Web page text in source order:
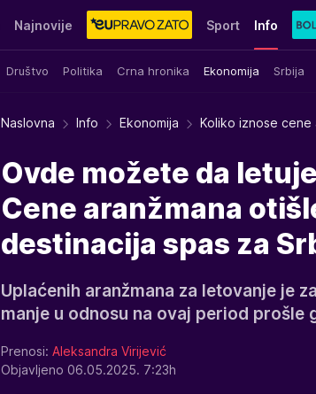
Najnovije Sport Info
Društvo Politika Crna hronika Ekonomija Srbija
Stvar ukusa Yumama
Naslovna Info Ekonomija Koliko iznose cene
Ovde možete da
Cene aranžmana
destinacija spas za
Uplaćenih aranžmana za letovanje je
manje u odnosu na ovaj period prošle
Prenosi: Aleksandra Virijević
Objavljeno 06.05.2025. 7:23h